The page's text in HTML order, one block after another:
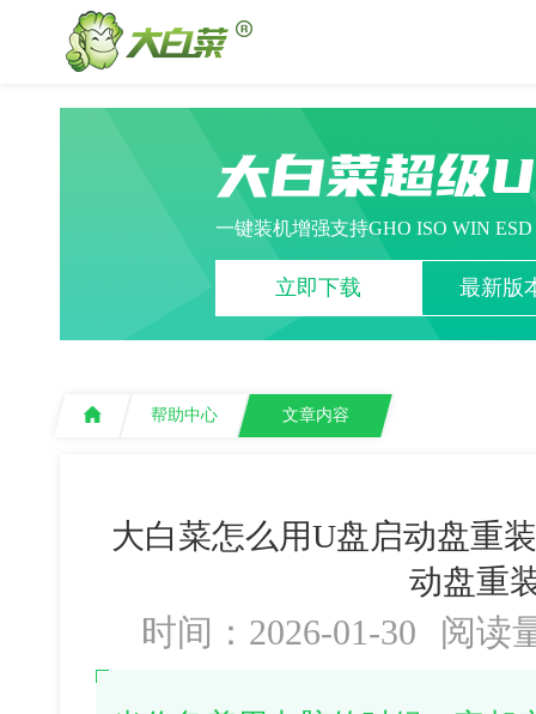
大白菜超级
一键装机增强支持GHO ISO WIN
立即下载 最新版
帮助中心 文章内容
大白菜怎么用U盘启动盘重
动盘重
时间：2026-01-30 阅读